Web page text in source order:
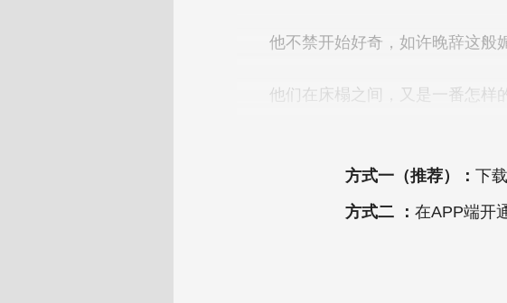
方式一（推荐）： 下
方式二 ： 在APP端开